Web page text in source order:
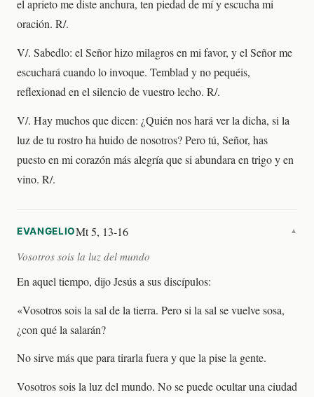
el aprieto me diste anchura, ten piedad de mí y escucha mi
oración. R/.
V/. Sabedlo: el Señor hizo milagros en mi favor, y el Señor me
escuchará cuando lo invoque. Temblad y no pequéis,
reflexionad en el silencio de vuestro lecho. R/.
V/. Hay muchos que dicen: ¿Quién nos hará ver la dicha, si la
luz de tu rostro ha huido de nosotros? Pero tú, Señor, has
puesto en mi corazón más alegría que si abundara en trigo y en
vino. R/.
EVANGELIOMt 5, 13-16 ▼
Vosotros sois la luz del mundo
En aquel tiempo, dijo Jesús a sus discípulos:
«Vosotros sois la sal de la tierra. Pero si la sal se vuelve sosa,
¿con qué la salarán?
No sirve más que para tirarla fuera y que la pise la gente.
Vosotros sois la luz del mundo. No se puede ocultar una ciudad